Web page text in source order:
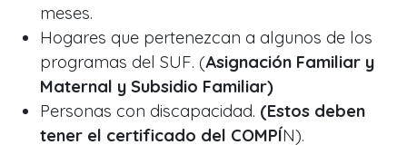
meses.
Hogares que pertenezcan a algunos de los
programas del SUF. (Asignación Familiar y
Maternal y Subsidio Familiar)
Personas con discapacidad. (Estos deben
tener el certificado del COMPÍN).